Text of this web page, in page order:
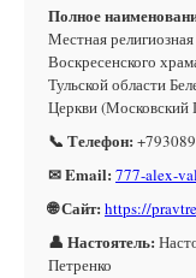
Полное
Местная
Воскресенского
Тульской области
Церкви (Московский
📞 Телефон:
✉ Email: 777-alex-
🌐 Сайт: https://
👤 Настоятель:
Петренко